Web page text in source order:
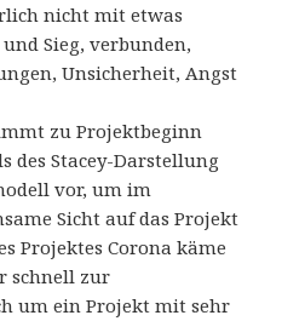
nicht mit etwas
Sieg, verbunden,
Unsicherheit, Angst
zu Projektbeginn
des Stacey-Darstellung
vor, um im
Sicht auf das Projekt
Projektes Corona käme
schnell zur
um ein Projekt mit sehr